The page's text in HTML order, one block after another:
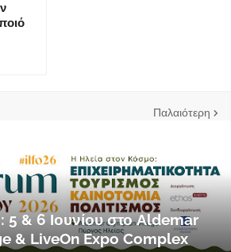
Παλαιότερη
& 6 Ιουνίου στο Aldemar
& LiveOn Expo Complex